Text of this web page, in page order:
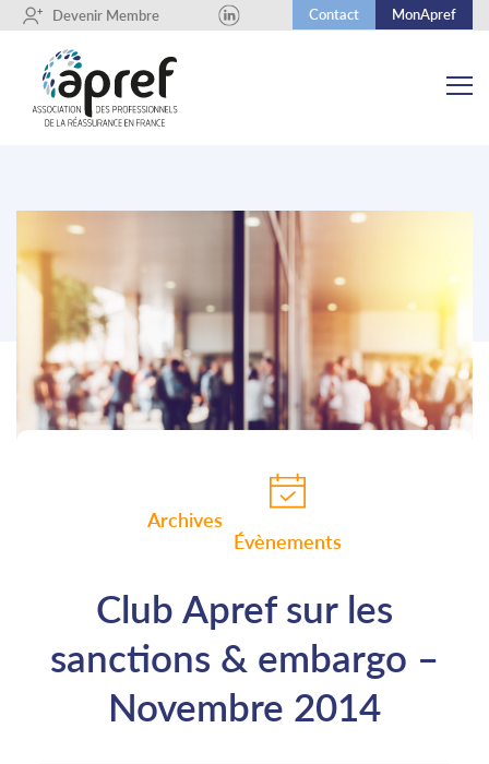
+ Devenir Membre Contact MonApref
Archives
Évènements
Club Apref sur les
sanctions & embargo –
Novembre 2014